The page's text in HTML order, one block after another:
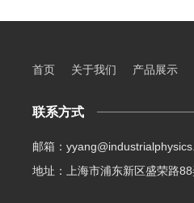
首页 关于我们 产品展示
联系方式
邮箱：
地址：上海市浦东新区盛荣路